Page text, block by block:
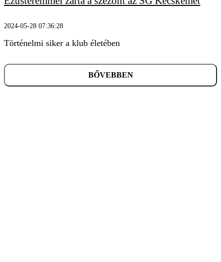
KERESÉS
2024-05-28 07:36:28
Történelmi siker a klub életében
BŐVEBBEN